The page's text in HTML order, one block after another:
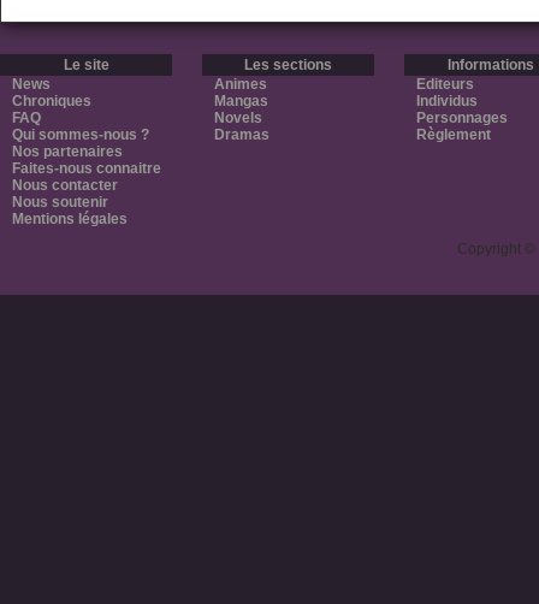
Le site
News
Chroniques
FAQ
Qui sommes-nous ?
Nos partenaires
Faites-nous connaitre
Nous contacter
Nous soutenir
Mentions légales
Les sections
Animes
Mangas
Novels
Dramas
Informations
Editeurs
Individus
Personnages
Règlement
Copyright ©